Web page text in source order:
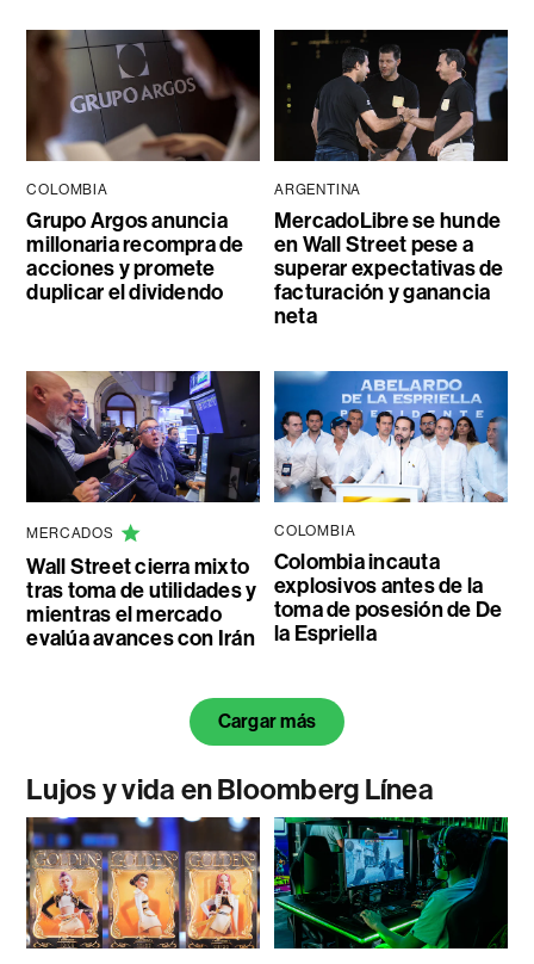
COLOMBIA
Grupo Argos anuncia
millonaria recompra de
acciones y promete
duplicar el dividendo
ARGENTINA
MercadoLibre se hunde
en Wall Street pese a
superar expectativas de
facturación y ganancia
neta
MERCADOS
Wall Street cierra mixto
tras toma de utilidades y
mientras el mercado
evalúa avances con Irán
COLOMBIA
Colombia incauta
explosivos antes de la
toma de posesión de De
la Espriella
Cargar más
Lujos y vida en Bloomberg Línea